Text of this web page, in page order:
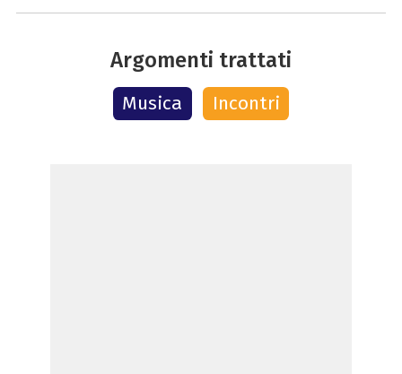
Argomenti trattati
Musica Incontri